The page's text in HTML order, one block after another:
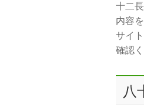
十二
内容
サイ
確認
八